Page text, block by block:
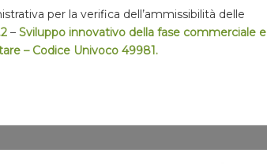
per la verifica dell’ammissibilità delle
– Sviluppo innovativo della fase commerciale e
– Codice Univoco 49981 .